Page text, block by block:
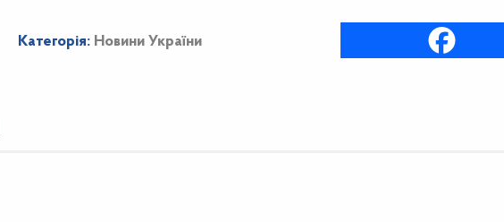
Категорія: Новини України